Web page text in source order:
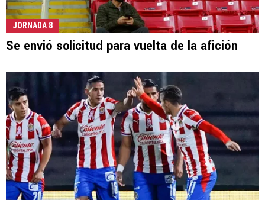
JORNADA 8
Se envió solicitud para vuelta de la afición